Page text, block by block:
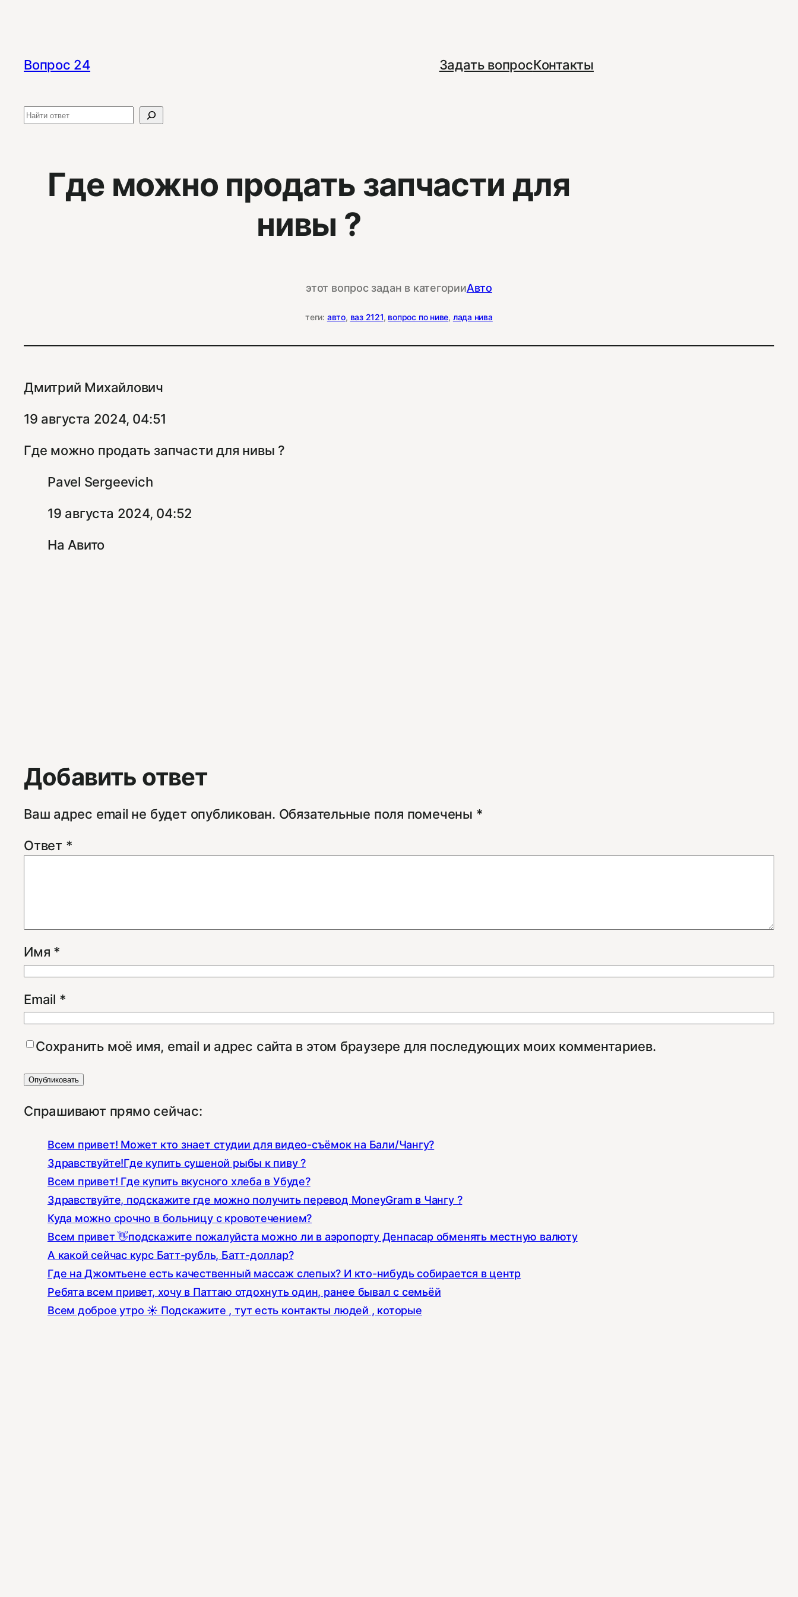
Вопрос 24
Задать вопросКонтакты
Поиск
Где можно продать запчасти для
нивы ?
этот вопрос задан в категорииАвто
теги: авто, ваз 2121, вопрос по ниве, лада нива
Дмитрий Михайлович
19 августа 2024, 04:51
Где можно продать запчасти для нивы ?
Pavel Sergeevich
19 августа 2024, 04:52
На Авито
Добавить ответ
Ваш адрес email не будет опубликован. Обязательные поля помечены *
Ответ *
Имя *
Email *
Сохранить моё имя, email и адрес сайта в этом браузере для последующих моих комментариев.
Спрашивают прямо сейчас:
Всем привет! Может кто знает студии для видео-съёмок на Бали/Чангу?
Здравствуйте!Где купить сушеной рыбы к пиву ?
Всем привет! Где купить вкусного хлеба в Убуде?
Здравствуйте, подскажите где можно получить перевод MoneyGram в Чангу ?
Куда можно срочно в больницу с кровотечением?
Всем привет 👋подскажите пожалуйста можно ли в аэропорту Денпасар обменять местную валюту
А какой сейчас курс Батт-рубль, Батт-доллар?
Где на Джомтьене есть качественный массаж слепых? И кто-нибудь собирается в центр
Ребята всем привет, хочу в Паттаю отдохнуть один, ранее бывал с семьёй
Всем доброе утро ☀️ Подскажите , тут есть контакты людей , которые